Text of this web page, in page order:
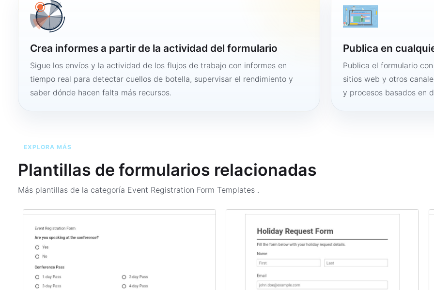
Crea informes a partir de la actividad del formulario
Sigue los envíos y la actividad de los flujos de trabajo con informes en
tiempo real para detectar cuellos de botella, supervisar el rendimiento y
saber dónde hacen falta más recursos.
Publica en
Publica el formulario
sitios web y otros
y procesos basados en
EXPLORA MÁS
Plantillas de formularios relacionadas
Más plantillas de la categoría Event Registration Form Templates .